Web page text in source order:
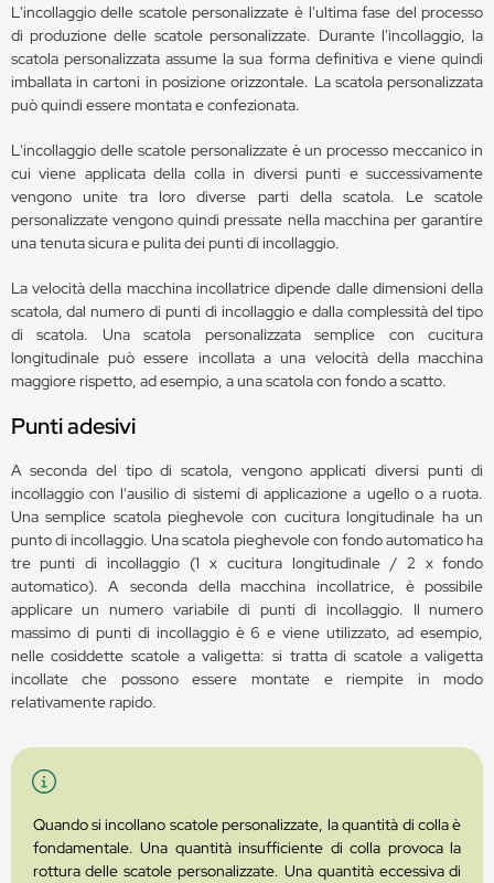
L'incollaggio delle scatole personalizzate è l'ultima fase del processo
di produzione delle scatole personalizzate. Durante l'incollaggio, la
scatola personalizzata assume la sua forma definitiva e viene quindi
imballata in cartoni in posizione orizzontale. La scatola personalizzata
può quindi essere montata e confezionata.
L'incollaggio delle scatole personalizzate è un processo meccanico in
cui viene applicata della colla in diversi punti e successivamente
vengono unite tra loro diverse parti della scatola. Le scatole
personalizzate vengono quindi pressate nella macchina per garantire
una tenuta sicura e pulita dei punti di incollaggio.
La velocità della macchina incollatrice dipende dalle dimensioni della
scatola, dal numero di punti di incollaggio e dalla complessità del tipo
di scatola. Una scatola personalizzata semplice con cucitura
longitudinale può essere incollata a una velocità della macchina
maggiore rispetto, ad esempio, a una scatola con fondo a scatto.
Punti adesivi
A seconda del tipo di scatola, vengono applicati diversi punti di
incollaggio con l'ausilio di sistemi di applicazione a ugello o a ruota.
Una semplice scatola pieghevole con cucitura longitudinale ha un
punto di incollaggio. Una scatola pieghevole con fondo automatico ha
tre punti di incollaggio (1 x cucitura longitudinale / 2 x fondo
automatico). A seconda della macchina incollatrice, è possibile
applicare un numero variabile di punti di incollaggio. Il numero
massimo di punti di incollaggio è 6 e viene utilizzato, ad esempio,
nelle cosiddette scatole a valigetta: si tratta di scatole a valigetta
incollate che possono essere montate e riempite in modo
relativamente rapido.
Quando si incollano scatole personalizzate, la quantità di colla è
fondamentale. Una quantità insufficiente di colla provoca la
rottura delle scatole personalizzate. Una quantità eccessiva di